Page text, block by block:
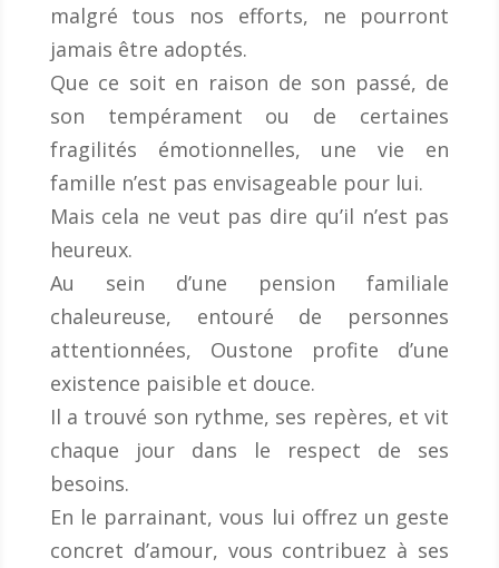
malgré tous nos efforts, ne pourront
jamais être adoptés.
Que ce soit en raison de son passé, de
son tempérament ou de certaines
fragilités émotionnelles, une vie en
famille n’est pas envisageable pour lui.
Mais cela ne veut pas dire qu’il n’est pas
heureux.
Au sein d’une pension familiale
chaleureuse, entouré de personnes
attentionnées, Oustone profite d’une
existence paisible et douce.
Il a trouvé son rythme, ses repères, et vit
chaque jour dans le respect de ses
besoins.
En le parrainant, vous lui offrez un geste
concret d’amour, vous contribuez à ses